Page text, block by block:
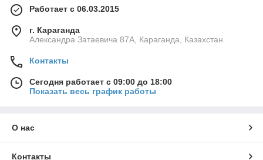
Работает с 06.03.2015
г. Караганда
Александра Затаевича 87А, Караганда, Казахстан
Контакты
Сегодня работает с 09:00 до 18:00
Показать весь график работы
О нас
Контакты